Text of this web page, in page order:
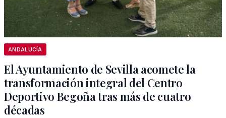
ANDALUCÍA
El Ayuntamiento de Sevilla acomete la
transformación integral del Centro
Deportivo Begoña tras más de cuatro
décadas